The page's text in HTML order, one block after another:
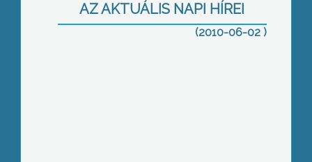
AZ AKTUÁLIS NAPI HÍREI
(2010-06-02 )